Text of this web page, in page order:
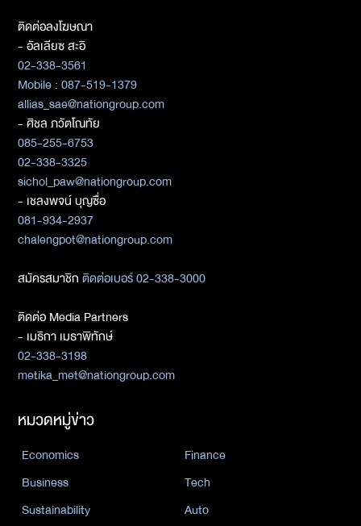
ติดต่อลงโฆษณา
- อัลเลียซ สะอิ
02-338-3561
Mobile : 087-519-1379
allias_sae@nationgroup.com
- ศิชล ภวัตโณทัย
085-255-6753
02-338-3325
sichol_paw@nationgroup.com
- เชลงพจน์ บุญซื่อ
081-934-2937
chalengpot@nationgroup.com
สมัครสมาชิกติดต่อเบอร์ 02-338-3000
ติดต่อ Media Partners
- เมธิกา เมธาพิทักษ์
02-338-3198
metika_met@nationgroup.com
หมวดหมู่ข่าว
Economics
Finance
Business
Tech
Sustainability
Auto